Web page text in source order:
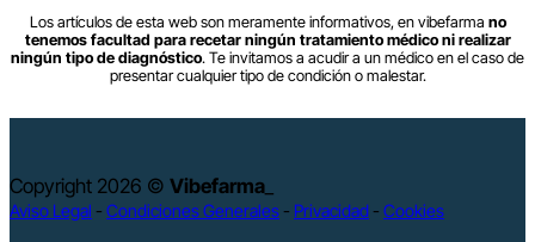
Los artículos de esta web son meramente informativos, en vibefarma no
tenemos facultad para recetar ningún tratamiento médico ni realizar
ningún tipo de diagnóstico. Te invitamos a acudir a un médico en el caso de
presentar cualquier tipo de condición o malestar.
Copyright 2026 © Vibefarma
Aviso Legal - Condiciones Generales- Privacidad- Cookies